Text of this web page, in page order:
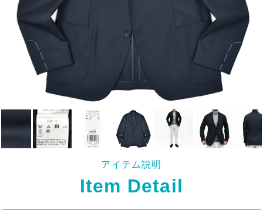
アイテム説明
Item Detail